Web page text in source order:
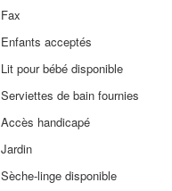
Fax
Enfants acceptés
Lit pour bébé disponible
Serviettes de bain fournies
Accès handicapé
Jardin
Sèche-linge disponible